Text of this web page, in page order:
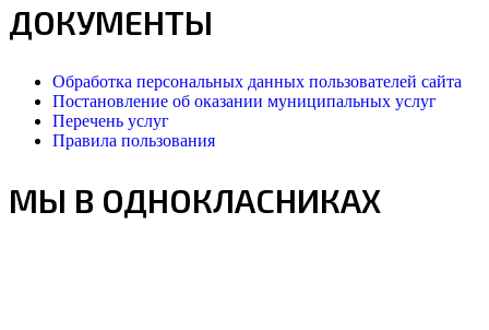
ДОКУМЕНТЫ
Обработка персональных данных пользователей сайта
Постановление об оказании муниципальных услуг
Перечень услуг
Правила пользования
МЫ В ОДНОКЛАСНИКАХ